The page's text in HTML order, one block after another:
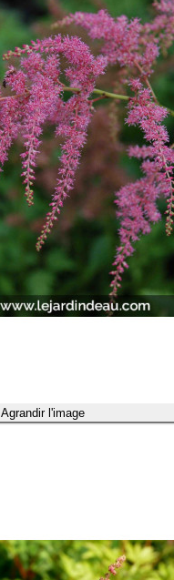
Agrandir l'image